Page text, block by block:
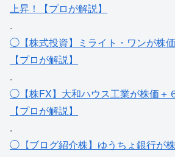
上昇！【プロが解説】
.
◯【株式投資】ミライト・ワンが株
【プロが解説】
.
◯【株FX】大和ハウス工業が株価＋
【プロが解説】
.
◯【ブログ紹介株】ゆうちょ銀行が